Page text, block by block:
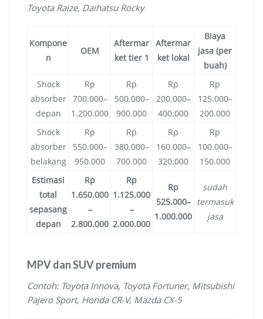
Toyota Raize, Daihatsu Rocky
Kompone
n
OEM
Aftermar
ket tier 1
Aftermar
ket lokal
Biaya
jasa (per
buah)
Shock
absorber
depan
Rp
700.000–
1.200.000
Rp
500.000–
900.000
Rp
200.000–
400.000
Rp
125.000–
200.000
Shock
absorber
belakang
Rp
550.000–
950.000
Rp
380.000–
700.000
Rp
160.000–
320.000
Rp
100.000–
150.000
Estimasi
total
sepasang
depan
Rp
1.650.000
–
2.800.000
Rp
1.125.000
–
2.000.000
Rp
525.000–
1.000.000
sudah
termasuk
jasa
MPV dan SUV premium
Contoh: Toyota Innova, Toyota Fortuner, Mitsubishi
Pajero Sport, Honda CR-V, Mazda CX-5